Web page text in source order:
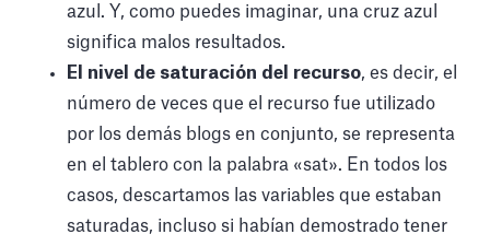
azul. Y, como puedes imaginar, una cruz azul
significa malos resultados.
El nivel de saturación del recurso, es decir, el
número de veces que el recurso fue utilizado
por los demás blogs en conjunto, se representa
en el tablero con la palabra «sat». En todos los
casos, descartamos las variables que estaban
saturadas, incluso si habían demostrado tener